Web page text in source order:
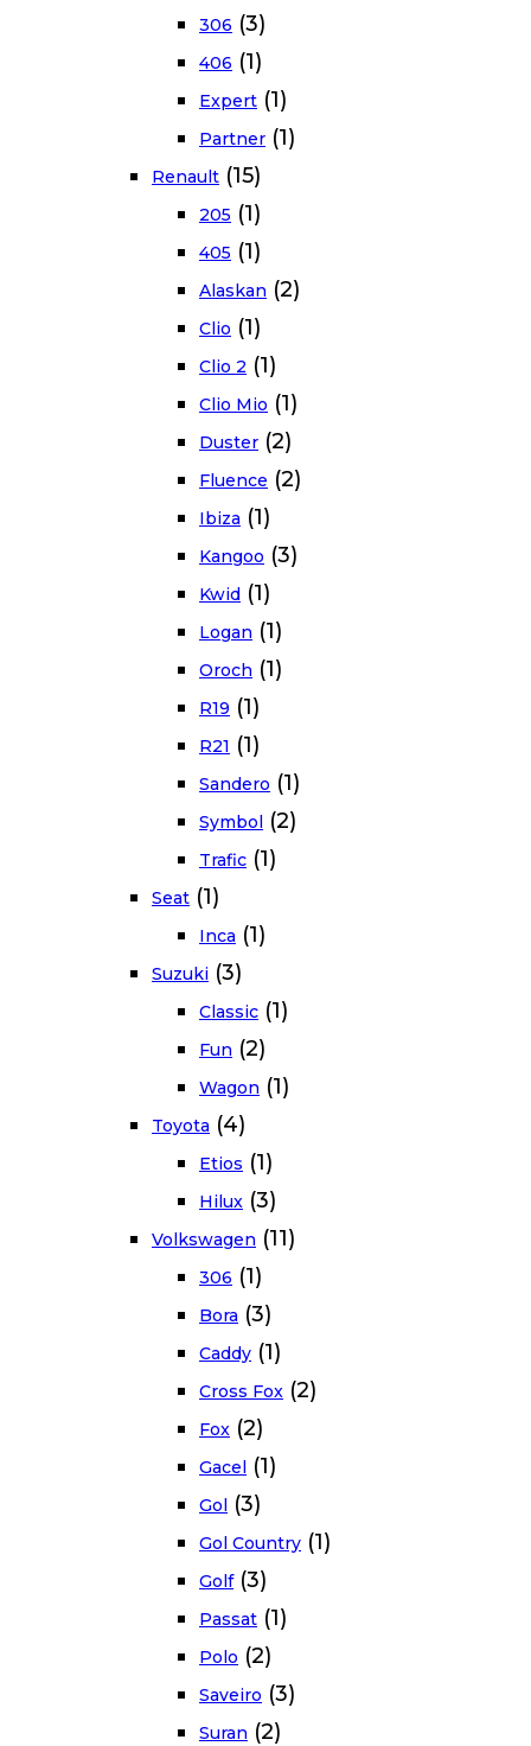
306 (3)
406 (1)
Expert (1)
Partner (1)
Renault (15)
205 (1)
405 (1)
Alaskan (2)
Clio (1)
Clio 2 (1)
Clio Mio (1)
Duster (2)
Fluence (2)
Ibiza (1)
Kangoo (3)
Kwid (1)
Logan (1)
Oroch (1)
R19 (1)
R21 (1)
Sandero (1)
Symbol (2)
Trafic (1)
Seat (1)
Inca (1)
Suzuki (3)
Classic (1)
Fun (2)
Wagon (1)
Toyota (4)
Etios (1)
Hilux (3)
Volkswagen (11)
306 (1)
Bora (3)
Caddy (1)
Cross Fox (2)
Fox (2)
Gacel (1)
Gol (3)
Gol Country (1)
Golf (3)
Passat (1)
Polo (2)
Saveiro (3)
Suran (2)